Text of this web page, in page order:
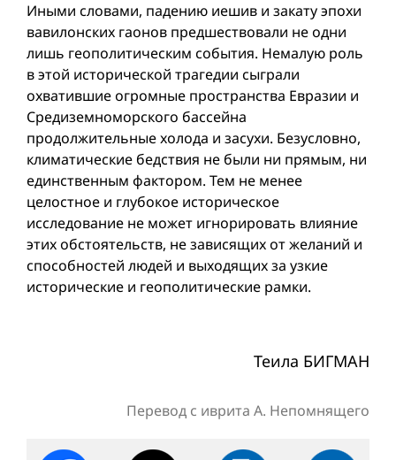
Иными словами, падению иешив и закату эпохи
вавилонских гаонов предшествовали не одни
лишь геополитическим события. Немалую роль
в этой исторической трагедии сыграли
охватившие огромные пространства Евразии и
Средиземноморского бассейна
продолжительные холода и засухи. Безусловно,
климатические бедствия не были ни прямым, ни
единственным фактором. Тем не менее
целостное и глубокое историческое
исследование не может игнорировать влияние
этих обстоятельств, не зависящих от желаний и
способностей людей и выходящих за узкие
исторические и геополитические рамки.
Теила БИГМАН
Перевод с иврита А. Непомнящего